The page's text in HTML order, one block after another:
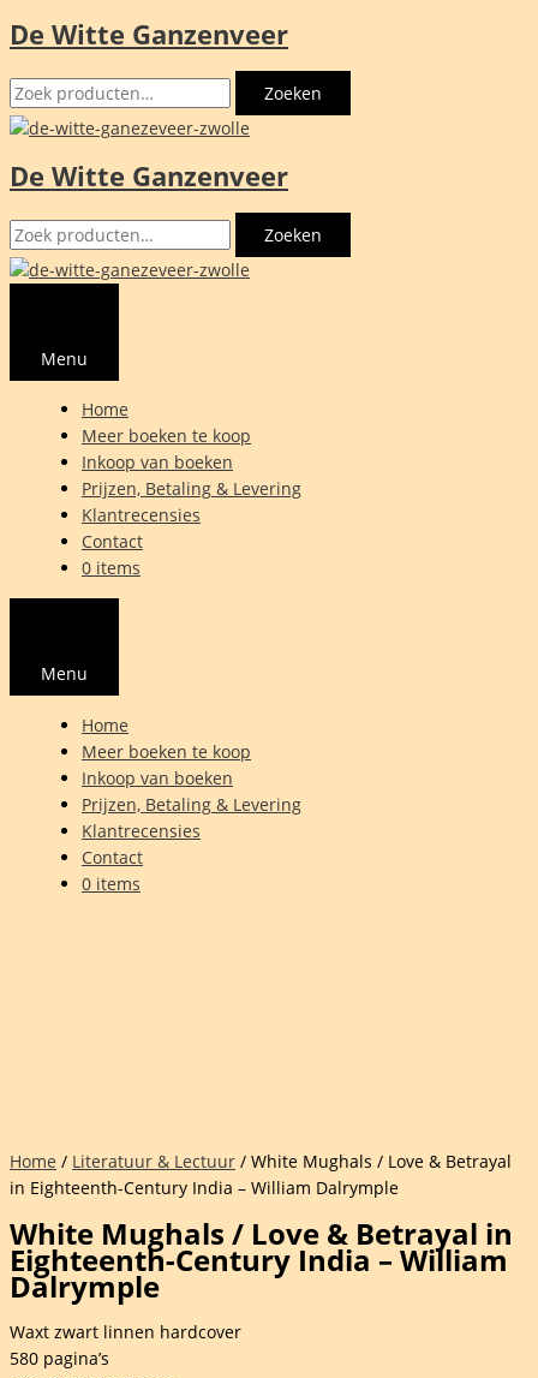
Ga
de
inhoud
De Witte Ganzenveer
Zoeken
naar:
Zoeken
De Witte Ganzenveer
Zoeken
naar:
Zoeken
Menu
Home
Meer boeken te koop
Inkoop van boeken
Prijzen, Betaling & Levering
Klantrecensies
Contact
0 items
Menu
Home
Meer boeken te koop
Inkoop van boeken
Prijzen, Betaling & Levering
Klantrecensies
Contact
0 items
Home / Literatuur & Lectuur / White Mughals / Love & Betrayal
in Eighteenth-Century India – William Dalrymple
White Mughals / Love & Betrayal in
Eighteenth-Century India – William
Dalrymple
Waxt zwart linnen hardcover
580 pagina’s